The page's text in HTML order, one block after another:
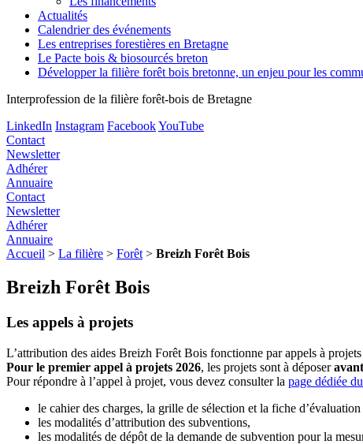
Actualités
Calendrier des événements
Les entreprises forestières en Bretagne
Le Pacte bois & biosourcés breton
Développer la filière forêt bois bretonne, un enjeu pour les
Interprofession de la filière forêt-bois de Bretagne
LinkedIn Instagram FacebookYouTube
Contact
Newsletter
Adhérer
Annuaire
Contact
Newsletter
Adhérer
Annuaire
Accueil > La filière > Forêt > Breizh Forêt Bois
Breizh Forêt Bois
Les appels à projets
L’attribution des aides Breizh Forêt Bois fonctionne par appels à projets
Pour le premier appel à projets 2026, les projets sont à déposer
Pour répondre à l’appel à projet, vous devez consulter la page dédiée
le cahier des charges, la grille de sélection et la fiche
les modalités d’attribution des subventions,
les modalités de dépôt de la demande de subvention pour la